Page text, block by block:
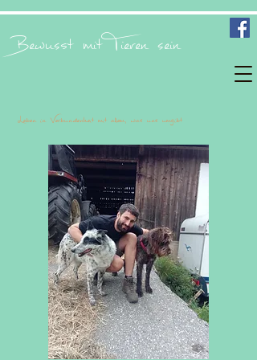
Bewusst mit Tieren sein
Leben in Verbundenheit mit allem, was uns umgibt